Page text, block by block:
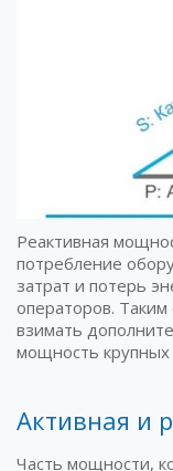
Реактивная
потребление
затрат и потерь
операторов.
взимать
мощность крупных
Активная и
Часть мощности,